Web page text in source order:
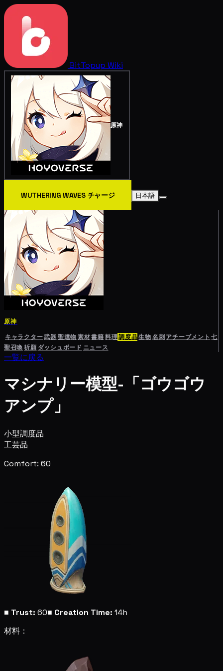
BitTopup Wiki
原神
WUTHERING WAVES チャージ 日本語
原神
キャラクター武器聖遺物素材書籍料理調度品生物名刺 アチーブメント 七
聖召喚祈願 ダッシュボード ニュース
一覧に戻る
マシナリー模型-「ゴウゴウ
アンプ」
小型調度品
工芸品
Comfort: 60
■ Trust: 60■ Creation Time: 14h
材料：